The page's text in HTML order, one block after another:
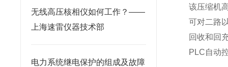
无线高压核相仪如何工作？——
上海速雷仪器技术部
电力系统继电保护的组成及故障
该压缩机
可对二路
回收和回
PLC自动